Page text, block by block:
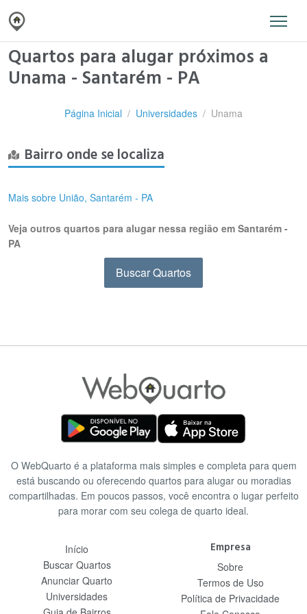
Quartos para alugar próximos a
Unama - Santarém - PA
Página Inicial Universidades Unama
Bairro onde se localiza
Mais sobre União, Santarém - PA
Veja outros quartos para alugar nessa região em Santarém -
PA
Buscar Quartos
O WebQuarto é a plataforma mais simples e completa para quem
está buscando ou oferecendo quartos para alugar ou moradias
compartilhadas. Em poucos passos, você encontra o lugar perfeito
para morar com seu colega de quarto ideal.
Início
Buscar Quartos
Anunciar Quarto
Universidades
Empresa
Sobre
Termos de Uso
Política de Privacidade